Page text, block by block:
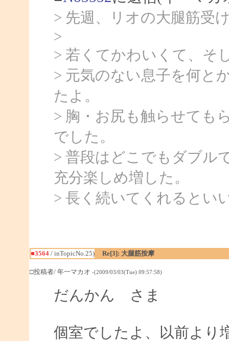
> 先週、リオの大腿筋受
>
> 若くてかわいくて、そ
> 元気のない息子を何と
たよ。
> 胸・お尻も触らせても
でした。
> 普段はどこでもダブル
充分楽しめ増した。
> 長く続いてくれるとい
■3564/ inTopicNo.25) Re[3]: 大腿筋按摩
□投稿者/ 年一マカオ -(2009/03/03(Tue) 09:57:58)
だんかん さま
個室でしたよ、以前より